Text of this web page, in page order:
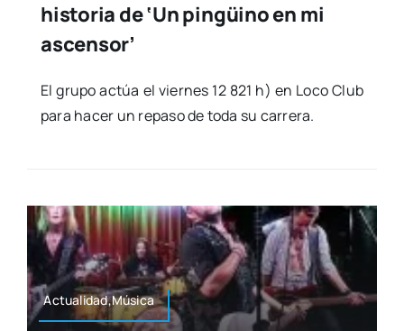
historia de ‘Un pingüino en mi
ascensor’
El gru­po actúa el vier­nes 12 821 h) en Loco Club
para hacer un repa­so de toda su carre­ra.
Actualidad,Música